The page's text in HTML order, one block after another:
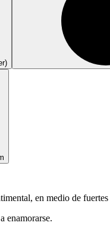
en medio de fuertes
enamorarse.